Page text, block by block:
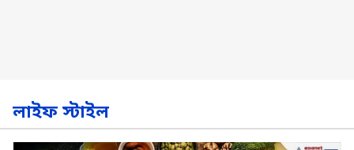
লাইফ স্টাইল